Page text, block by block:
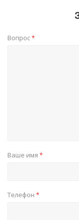
Вопрос*
Ваше имя *
Телефон *